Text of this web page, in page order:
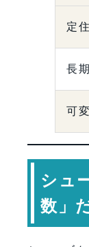
定住
長
可
シュ
数」